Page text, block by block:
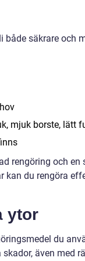
säkrare och
mjuk borste, lätt
rengöring och en
kan du rengöra
ytor
du
även med